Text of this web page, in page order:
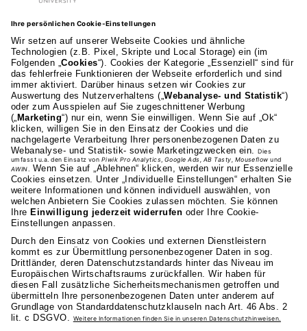
AKAD Bildungsgesellschaft mbH
Heilbronner Strasse 86
70191 Stuttgart
0711 81495-400
Studienangebot
Fakultäten
AKAD